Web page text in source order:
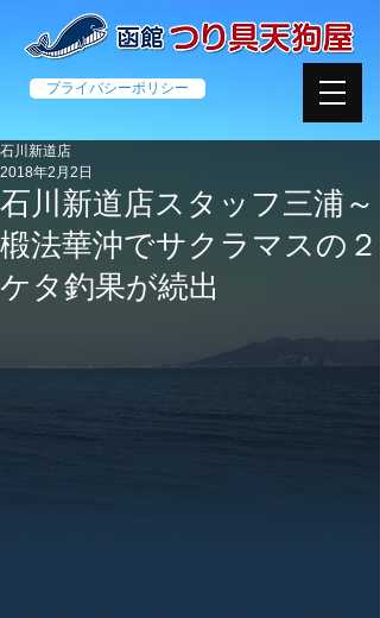
プライバシーポリシー
石川新道店スタッフ三浦～
椴法華沖でサクラマスの２
ケタ釣果が続出
石川新道店
2018年2月2日